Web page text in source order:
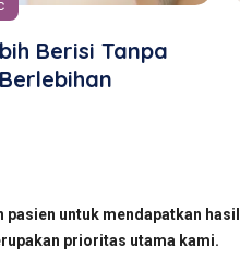
Experience!
Gak Sih? (Plus
pasien untuk mendapatkan
prioritas utama kami.